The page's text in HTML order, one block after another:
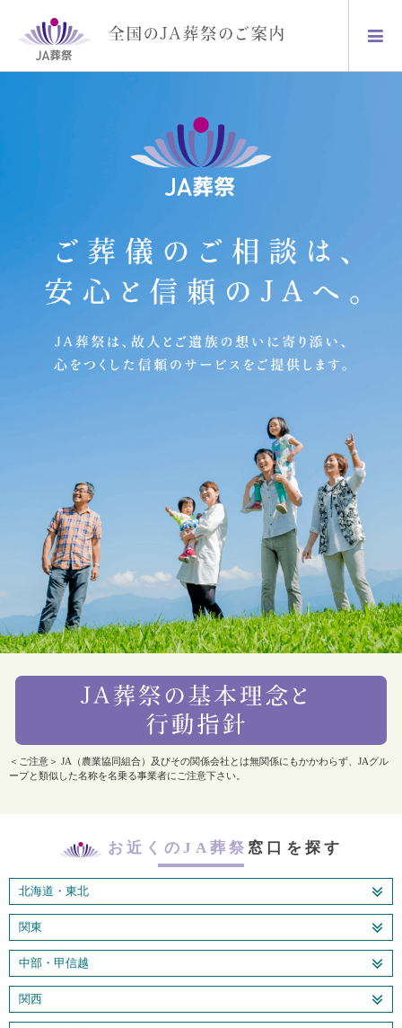
＜ご注意＞ JA（農業協同組合）及びその関係会社とは無関係にもかかわらず、JAグル
ープと類似した名称を名乗る事業者にご注意下さい。
お近くのJA葬祭 窓口を探す
北海道・東北
関東
中部・甲信越
関西